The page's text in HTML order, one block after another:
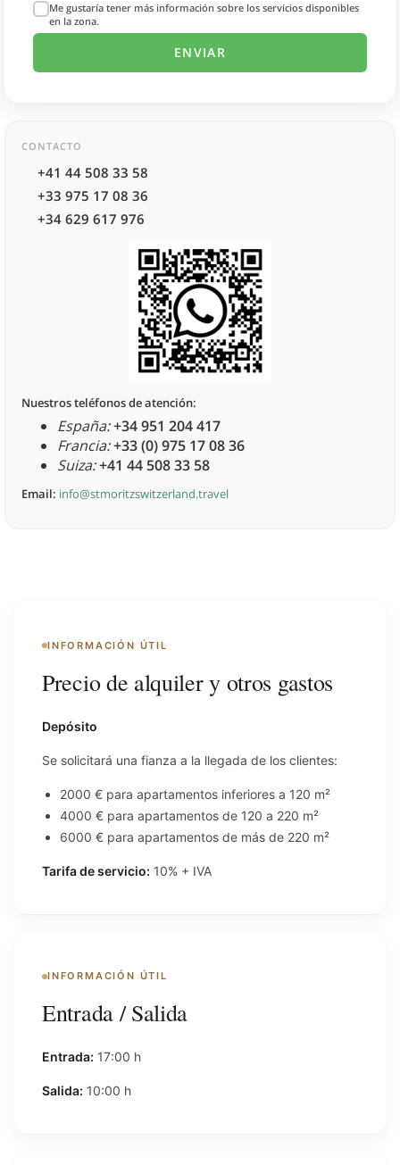
Me gustaría tener más información sobre los servicios disponibles
en la zona.
CONTACTO
+41 44 508 33 58
+33 975 17 08 36
+34 629 617 976
Nuestros teléfonos de atención:
España:+34 951 204 417
Francia:+33 (0) 975 17 08 36
Suiza:+41 44 508 33 58
Email: info@stmoritzswitzerland.travel
INFORMACIÓN ÚTIL
Precio de alquiler y otros gastos
Depósito
Se solicitará una fianza a la llegada de los clientes:
2000 € para apartamentos inferiores a 120 m²
4000 € para apartamentos de 120 a 220 m²
6000 € para apartamentos de más de 220 m²
Tarifa de servicio: 10% + IVA
INFORMACIÓN ÚTIL
Entrada / Salida
Entrada: 17:00 h
Salida: 10:00 h